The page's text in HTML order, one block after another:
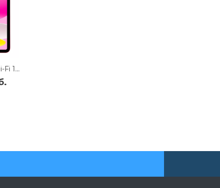
Apple iPad (2025) Wi-Fi 128Gb (Pink)